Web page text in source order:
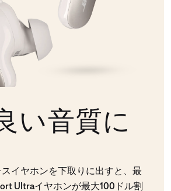
い音質に
スイヤホンを下取りに出すと、最
Ultraイヤホンが最大100ドル割